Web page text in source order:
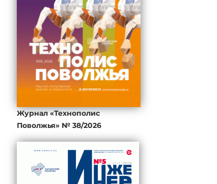
Журнал «Технополис
Поволжья» № 38/2026